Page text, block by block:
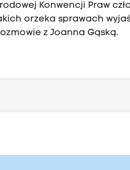
Konwencji Praw
orzeka sprawach
z Joanna Gąską.